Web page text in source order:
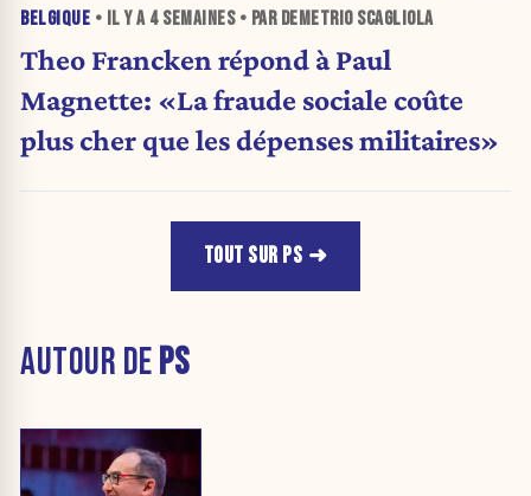
BELGIQUE • IL Y A 4 SEMAINES• PAR DEMETRIO SCAGLIOLA
Theo Francken répond à Paul
Magnette: «La fraude sociale coûte
plus cher que les dépenses militaires»
TOUT SUR PS
AUTOUR DEPS